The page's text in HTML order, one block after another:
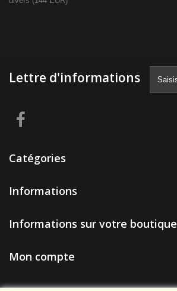
Lettre d'informations
Catégories
Informations
Informations sur votre boutique
Mon compte